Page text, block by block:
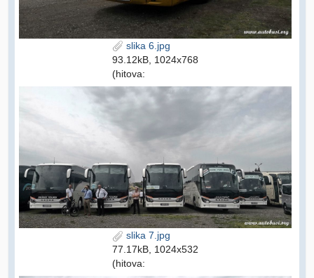
slika 6.jpg
93.12kB, 1024x768
(hitova:
slika 7.jpg
77.17kB, 1024x532
(hitova: